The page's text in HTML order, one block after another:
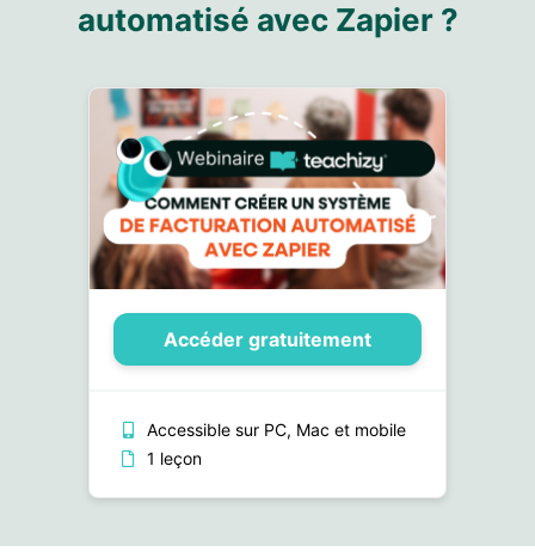
automatisé avec Zapier ?
Accéder gratuitement
Accessible sur PC, Mac et mobile
1 leçon